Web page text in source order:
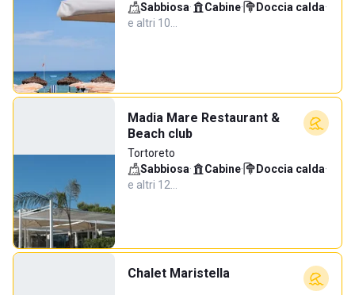
Sabbiosa· Cabine· Doccia calda·
e altri 10…
Madia Mare Restaurant &
Beach club
Tortoreto
Sabbiosa· Cabine· Doccia calda·
e altri 12…
Chalet Maristella